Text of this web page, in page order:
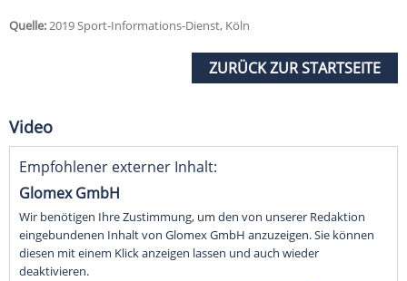
Quelle:2019 Sport-Informations-Dienst, Köln
ZURÜCK ZUR STARTSEITE
Video
Empfohlener externer Inhalt:
Glomex GmbH
Wir benötigen Ihre Zustimmung, um den von unserer Redaktion
eingebundenen Inhalt von Glomex GmbH anzuzeigen. Sie können
diesen mit einem Klick anzeigen lassen und auch wieder
deaktivieren.